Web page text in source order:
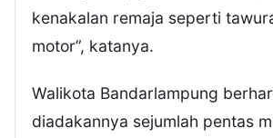
kenakalan remaja seperti
motor”, katanya.
Walikota Bandarlampung
diadakannya sejumlah pentas